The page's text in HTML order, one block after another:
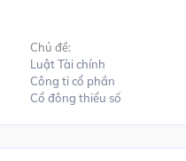
Chủ đề:
Luật Tài chính
Công ti cổ phần
Cổ đông thiểu số